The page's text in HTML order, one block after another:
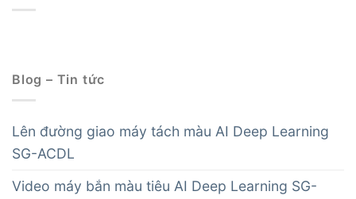
Blog – Tin tức
Lên đường giao máy tách màu AI Deep Learning
SG-ACDL
Video máy bắn màu tiêu AI Deep Learning SG-